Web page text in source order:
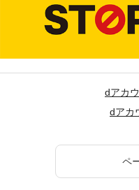
dアカ
dアカ
ペ